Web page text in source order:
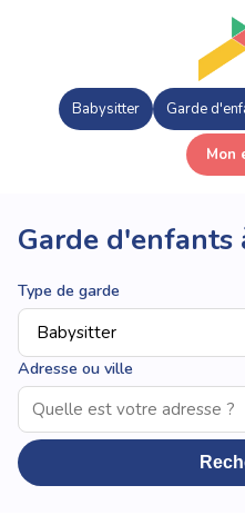
Babysitter Garde
Mon
Garde d'enfants
Type de garde
Adresse ou ville